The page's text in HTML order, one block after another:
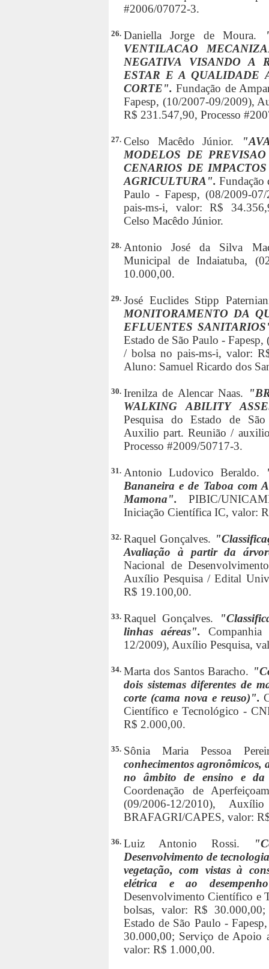
#2006/07072-3.
26. Daniella Jorge de Moura.
VENTILACAO
NEGATIVA VISANDO A
ESTAR E A QUALIDADE
CORTE".Fundação de
Fapesp, (10/2007-09/2009),
R$ 231.547,90, Processo
27. Celso Macêdo Júnior.
MODELOS DE
CENARIOS DE
AGRICULTURA".Fundação
Paulo - Fapesp, (08/2009-
pais-ms-i, valor: R$
Celso Macêdo Júnior.
28. Antonio José da Silva
Municipal de Indaiatuba,
10.000,00.
29. José Euclides Stipp
MONITORAMENTO DA
EFLUENTES
Estado de São Paulo -
/ bolsa no pais-ms-i, valor:
Aluno: Samuel Ricardo dos
30. Irenilza de Alencar Naas.
WALKING ABILITY
Pesquisa do Estado de
Auxilio part. Reunião /
Processo #2009/50717-3.
31. Antonio Ludovico Beraldo.
Bananeira e de Taboa com
Mamona".PIBIC/
Iniciação Científica IC, valor:
32. Raquel Gonçalves.
Avaliação à partir da
Nacional de
Auxílio Pesquisa / Edital
R$ 19.100,00.
33. Raquel Gonçalves.
linhas aéreas".
12/2009), Auxílio Pesquisa,
34. Marta dos Santos Baracho.
dois sistemas diferentes de
corte (cama nova e reuso)".
Científico e Tecnológico -
R$ 2.000,00.
35. Sônia Maria Pessoa
conhecimentos agronômicos,
no âmbito de ensino e
Coordenação de
(09/2006-12/2010),
BRAFAGRI/CAPES, valor:
36. Luiz Antonio Rossi.
Desenvolvimento de
vegetação, com vistas à
elétrica e ao
Desenvolvimento Científico e
bolsas, valor: R$
Estado de São Paulo -
30.000,00; Serviço de Apoio
valor: R$ 1.000,00.